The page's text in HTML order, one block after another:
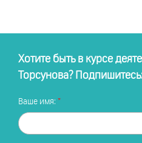
Хотите быть в курсе
Торсунова? Подпишитесь:
Ваше имя: